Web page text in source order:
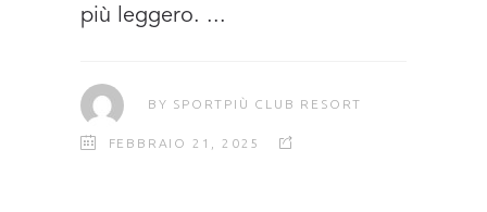
più leggero.
BY SPORTPIÙ CLUB RESORT
FEBBRAIO 21, 2025